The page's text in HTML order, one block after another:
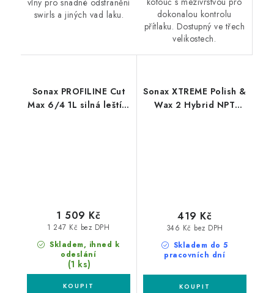
vlny pro snadné odstranění
swirls a jiných vad laku.
dokonalou kontrolu
přítlaku. Dostupný ve třech
velikostech.
Sonax PROFILINE Cut
Max 6/4 1L silná leštící
Skladem, ihned k
odeslání
(1 ks)
1 247 Kč bez DPH
1 509 Kč
Sonax XTREME Polish &
Wax 2 Hybrid NPT
Skladem do 5
pracovních dní
346 Kč bez DPH
419 Kč